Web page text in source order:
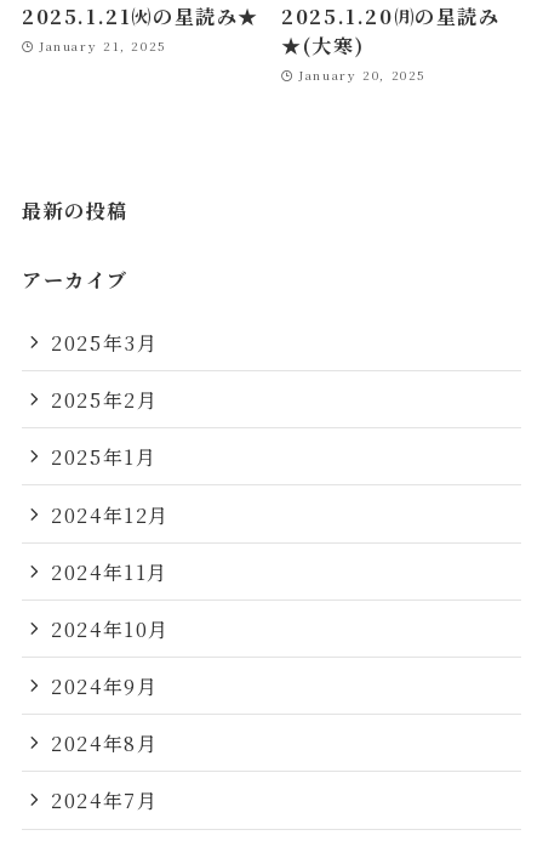
2025.1.21㈫の星読み★
January 21, 2025
2025.1.20㈪の星読み
★(大寒)
January 20, 2025
最新の投稿
アーカイブ
2025年3月
2025年2月
2025年1月
2024年12月
2024年11月
2024年10月
2024年9月
2024年8月
2024年7月